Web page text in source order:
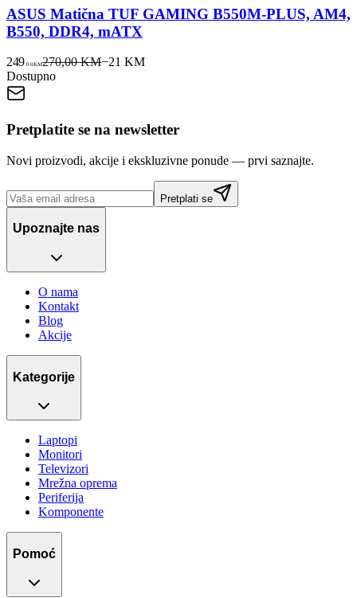
ASUS Matična TUF GAMING B550M-PLUS, AM4,
B550, DDR4, mATX
249 00KM270,00 KM−21 KM
Dostupno
Pretplatite se na newsletter
Novi proizvodi, akcije i ekskluzivne ponude — prvi saznajte.
Pretplati se
Upoznajte nas
O nama
Kontakt
Blog
Akcije
Kategorije
Laptopi
Monitori
Televizori
Mrežna oprema
Periferija
Komponente
Pomoć